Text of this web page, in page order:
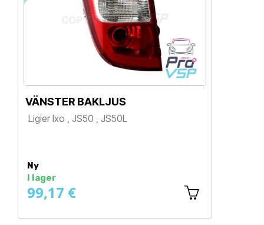
VÄNSTER BAKLJUS
Ligier Ixo , JS50 , JS50L
Ny
I lager
99,17 €